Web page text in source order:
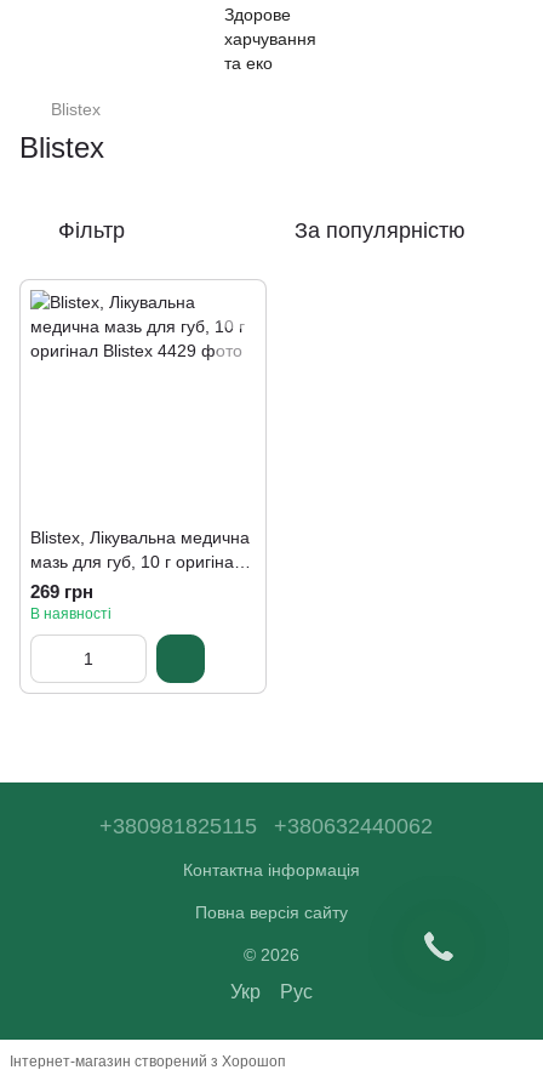
Blistex
Blistex
Фільтр За популярністю
Blistex, Лікувальна медична
мазь для губ, 10 г оригінал
Blistex
269 грн
В наявності
+380981825115 +380632440062
Контактна інформація
Повна версія сайту
© 2026
Укр Рус
Інтернет-магазин створений з Хорошоп